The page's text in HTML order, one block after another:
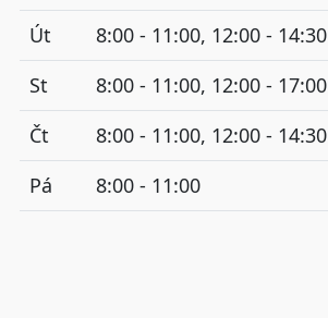
Út
8:00 - 11:00, 12:00 - 14:30
St
8:00 - 11:00, 12:00 - 17:00
Čt
8:00 - 11:00, 12:00 - 14:30
Pá
8:00 - 11:00